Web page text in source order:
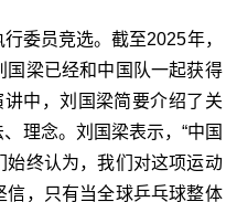
委员竞选。截至2025年，
梁已经和中国队一起获得
中，刘国梁简要介绍了关
理念。刘国梁表示，“中国
终认为，我们对这项运动
信，只有当全球乒乓球整体